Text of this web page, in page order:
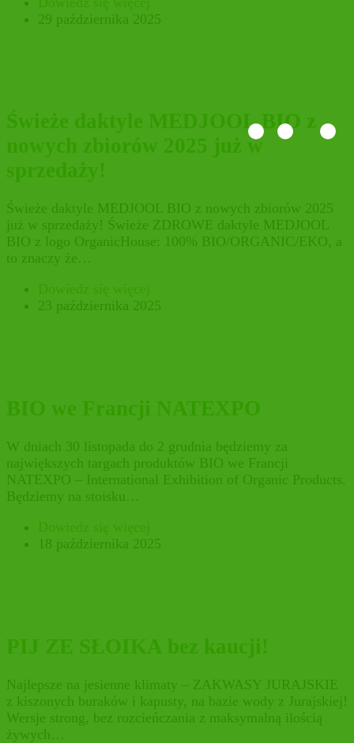
29 października 2025
Świeże daktyle MEDJOOL BIO z
nowych zbiorów 2025 już w
sprzedaży!
Świeże daktyle MEDJOOL BIO z nowych zbiorów 2025
już w sprzedaży! Świeże ZDROWE daktyle MEDJOOL
BIO z logo OrganicHouse: 100% BIO/ORGANIC/EKO, a
to znaczy że…
Dowiedz się więcej
23 października 2025
BIO we Francji NATEXPO
W dniach 30 listopada do 2 grudnia będziemy za
największych targach produktów BIO we Francji
NATEXPO – International Exhibition of Organic Products.
Będziemy na stoisku…
Dowiedz się więcej
18 października 2025
PIJ ZE SŁOIKA bez kaucji!
Najlepsze na jesienne klimaty – ZAKWASY JURAJSKIE
z kiszonych buraków i kapusty, na bazie wody z Jurajskiej!
Wersje strong, bez rozcieńczania z maksymalną ilością
żywych…